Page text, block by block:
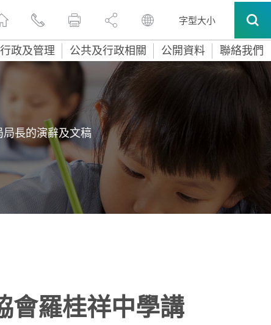
字型大小
政及管理 公共及行政相關 公開資料 聯絡我們
局長的演辭及文稿
會羅桂祥中學講